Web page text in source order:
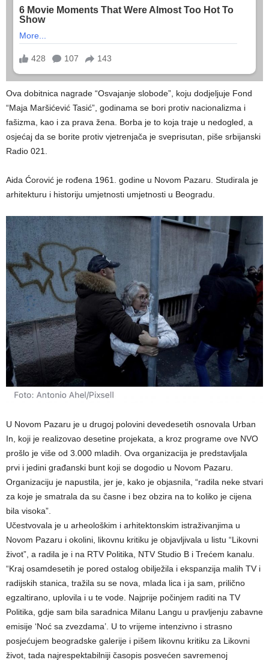
Ova dobitnica nagrade “Osvajanje slobode”, koju dodjeljuje Fond
“Maja Maršićević Tasić”, godinama se bori protiv nacionalizma i
fašizma, kao i za prava žena. Borba je to koja traje u nedogled, a
osjećaj da se borite protiv vjetrenjača je sveprisutan, piše srbijanski
Radio 021.
Aida Ćorović je rođena 1961. godine u Novom Pazaru. Studirala je
arhitekturu i historiju umjetnosti umjetnosti u Beogradu.
U Novom Pazaru je u drugoj polovini devedesetih osnovala Urban
In, koji je realizovao desetine projekata, a kroz programe ove NVO
prošlo je više od 3.000 mladih. Ova organizacija je predstavljala
prvi i jedini građanski bunt koji se dogodio u Novom Pazaru.
Organizaciju je napustila, jer je, kako je objasnila, “radila neke stvari
za koje je smatrala da su časne i bez obzira na to koliko je cijena
bila visoka”.
Učestvovala je u arheološkim i arhitektonskim istraživanjima u
Novom Pazaru i okolini, likovnu kritiku je objavljivala u listu “Likovni
život”, a radila je i na RTV Politika, NTV Studio B i Trećem kanalu.
“Kraj osamdesetih je pored ostalog obilježila i ekspanzija malih TV i
radijskih stanica, tražila su se nova, mlada lica i ja sam, prilično
egzaltirano, uplovila i u te vode. Najprije počinjem raditi na TV
Politika, gdje sam bila saradnica Milanu Langu u pravljenju zabavne
emisije ‘Noć sa zvezdama’. U to vrijeme intenzivno i strasno
posjećujem beogradske galerije i pišem likovnu kritiku za Likovni
život, tada najrespektabilniji časopis posvećen savremenoj